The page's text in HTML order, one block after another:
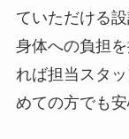
ていただける
身体への負担
れば担当スタ
めての方でも